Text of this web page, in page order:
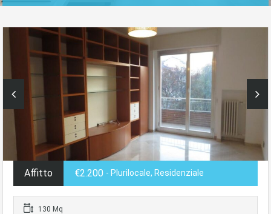
Affitto €2.200 - Plurilocale, Residenziale
130 Mq